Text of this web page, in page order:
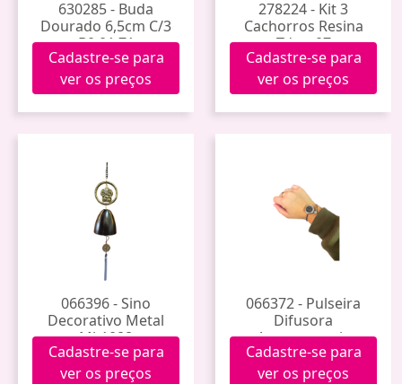
630285 - Buda
Dourado 6,5cm C/3
B0.01.71
Cadastre-se para
ver os preços
278224 - Kit 3
Cachorros Resina
Tdog-07
Cadastre-se para
ver os preços
066396 - Sino
Decorativo Metal
Mk1088
Cadastre-se para
ver os preços
066372 - Pulseira
Difusora
Aromaterapia
Cd2353
Cadastre-se para
ver os preços